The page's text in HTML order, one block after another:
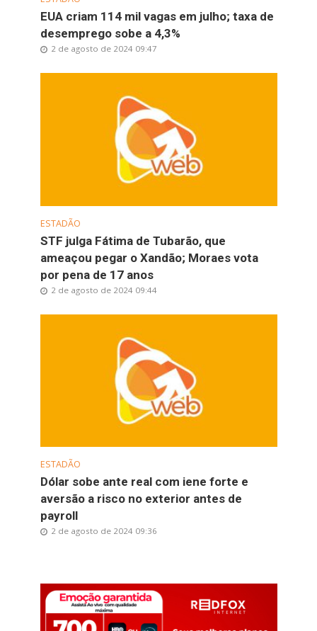
EUA criam 114 mil vagas em julho; taxa de
desemprego sobe a 4,3%
2 de agosto de 2024 09:47
ESTADÃO
STF julga Fátima de Tubarão, que
ameaçou pegar o Xandão; Moraes vota
por pena de 17 anos
2 de agosto de 2024 09:44
ESTADÃO
Dólar sobe ante real com iene forte e
aversão a risco no exterior antes de
payroll
2 de agosto de 2024 09:36